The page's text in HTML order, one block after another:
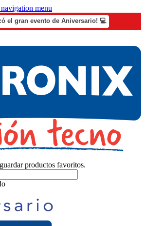
menu
el gran evento de Aniversario! 💻
productos favoritos.